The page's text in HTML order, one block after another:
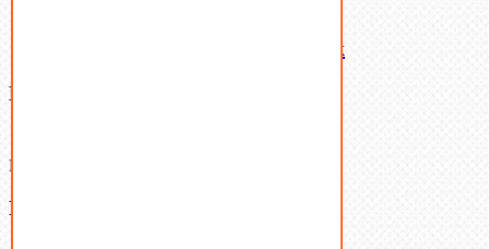
Латунный и бронзовый крепеж
Ваша корзина
В корзине нет товаров.
Поиск